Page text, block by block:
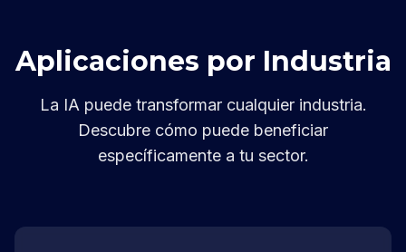
Aplicaciones por Industria
La IA puede transformar cualquier industria.
Descubre cómo puede beneficiar
específicamente a tu sector.